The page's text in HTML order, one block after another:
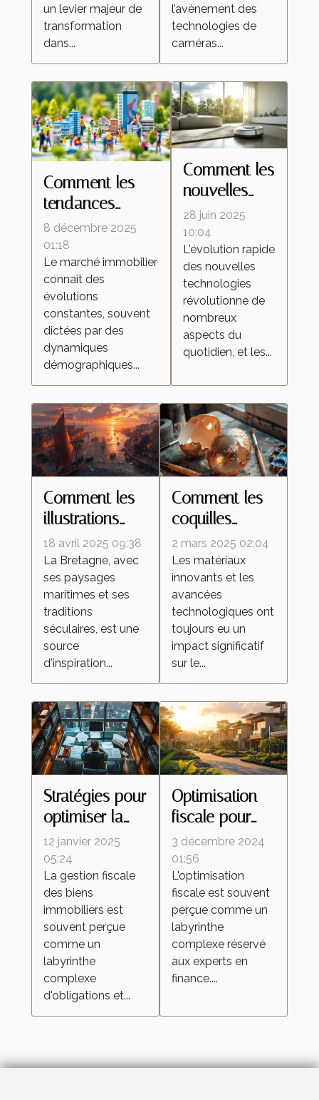
un levier majeur de
transformation
dans...
l’avènement des
technologies de
caméras...
Comment les
tendances
démographiques
influencent-elles
le marché
immobilier ?
8 décembre 2025
01:18
Le marché immobilier
connaît des
évolutions
constantes, souvent
dictées par des
dynamiques
démographiques...
Comment les
nouvelles
technologies
transforment-
elles les
aspirateurs
autonomes ?
28 juin 2025
10:04
L'évolution rapide
des nouvelles
technologies
révolutionne de
nombreux
aspects du
quotidien, et les...
Comment les
illustrations
inspirées de la
Bretagne
célèbrent la
culture
régionale
18 avril 2025 09:38
La Bretagne, avec
ses paysages
maritimes et ses
traditions
séculaires, est une
source
d'inspiration...
Comment les
coquilles
d'œufs
améliorent les
peintures
réfléchissantes
2 mars 2025 02:04
Les matériaux
innovants et les
avancées
technologiques ont
toujours eu un
impact significatif
sur le...
Stratégies pour
optimiser la
fiscalité de vos
biens
immobiliers
12 janvier 2025
05:24
La gestion fiscale
des biens
immobiliers est
souvent perçue
comme un
labyrinthe
complexe
d'obligations et...
Optimisation
fiscale pour
propriétaires :
réduisez vos
impôts
immobiliers
3 décembre 2024
01:56
L'optimisation
fiscale est souvent
perçue comme un
labyrinthe
complexe réservé
aux experts en
finance....